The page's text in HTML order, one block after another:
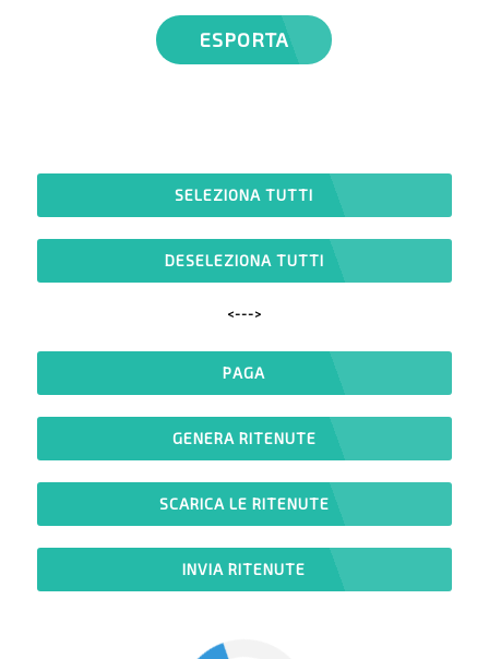
ESPORTA
SELEZIONA TUTTI
DESELEZIONA TUTTI
<--->
PAGA
GENERA RITENUTE
SCARICA LE RITENUTE
INVIA RITENUTE